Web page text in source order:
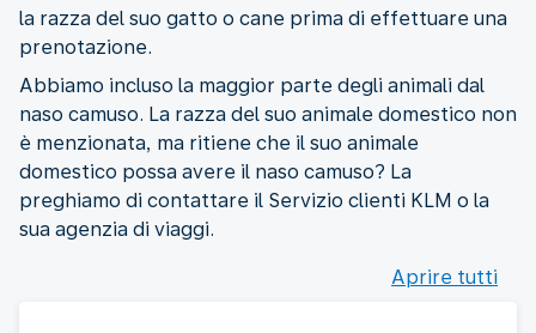
la razza del suo gatto o cane prima di effettuare una
prenotazione.
Abbiamo incluso la maggior parte degli animali dal
naso camuso. La razza del suo animale domestico non
è menzionata, ma ritiene che il suo animale
domestico possa avere il naso camuso? La
preghiamo di contattare il Servizio clienti KLM o la
sua agenzia di viaggi.
Aprire tutti